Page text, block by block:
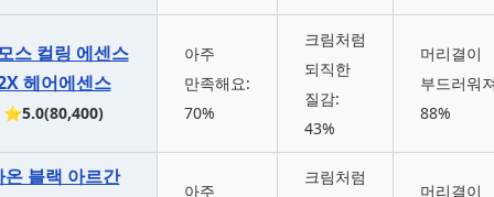
스 컬링 에센스
헤어에센스
⭐5.0(80,400)
아주
만족해요:
70%
크림처럼
되직한
질감:
43%
머리결이
부드러워
88%
온 블랙 아르간
아주
크림처럼
머리결이